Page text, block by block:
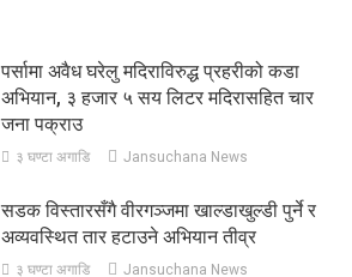
पर्सामा अवैध घरेलु मदिराविरुद्ध प्रहरीको कडा
अभियान, ३ हजार ५ सय लिटर मदिरासहित चार
जना पक्राउ
३ घण्टा अगाडि Jansuchana News
सडक विस्तारसँगै वीरगञ्जमा खाल्डाखुल्डी पुर्ने र
अव्यवस्थित तार हटाउने अभियान तीव्र
३ घण्टा अगाडि Jansuchana News